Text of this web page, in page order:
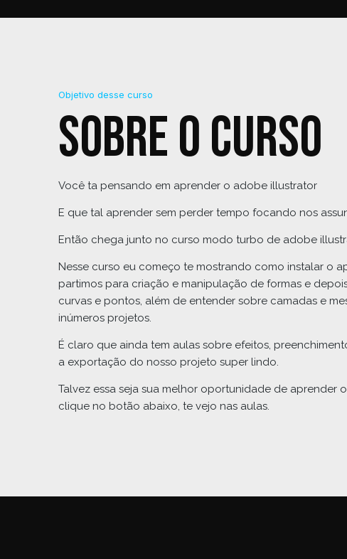
Objetivo desse curso
Sobre o curso
Você ta pensando em aprender o adobe illustrator
E que tal aprender sem perder tempo focando nos
Então chega junto no curso modo turbo de adobe
Nesse curso eu começo te mostrando como instalar o
partimos para criação e manipulação de formas e
curvas e pontos, além de entender sobre camadas e
inúmeros projetos.
É claro que ainda tem aulas sobre efeitos,
a exportação do nosso projeto super lindo.
Talvez essa seja sua melhor oportunidade de aprender
clique no botão abaixo, te vejo nas aulas.